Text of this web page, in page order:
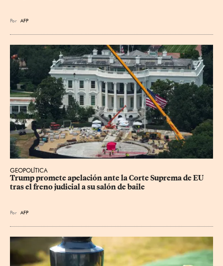
Por AFP
GEOPOLÍTICA
Trump promete apelación ante la Corte Suprema de EU
tras el freno judicial a su salón de baile
Por AFP